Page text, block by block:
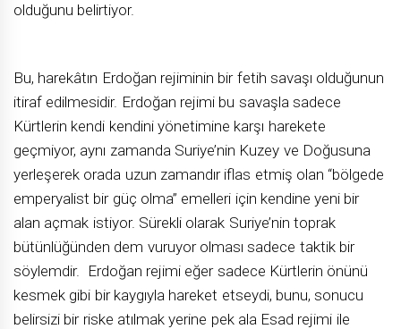
olduğunu belirtiyor.
Bu, harekâtın Erdoğan rejiminin bir fetih savaşı olduğunun
itiraf edilmesidir. Erdoğan rejimi bu savaşla sadece
Kürtlerin kendi kendini yönetimine karşı harekete
geçmiyor, aynı zamanda Suriye’nin Kuzey ve Doğusuna
yerleşerek orada uzun zamandır iflas etmiş olan “bölgede
emperyalist bir güç olma” emelleri için kendine yeni bir
alan açmak istiyor. Sürekli olarak Suriye’nin toprak
bütünlüğünden dem vuruyor olması sadece taktik bir
söylemdir. Erdoğan rejimi eğer sadece Kürtlerin önünü
kesmek gibi bir kaygıyla hareket etseydi, bunu, sonucu
belirsizi bir riske atılmak yerine pek ala Esad rejimi ile